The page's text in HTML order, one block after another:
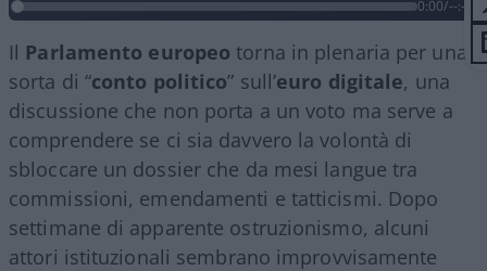
0:00/--:--
Il Parlamento europeo torna in plenaria per una
sorta di “conto politico” sull’euro digitale, una
discussione che non porta a un voto ma serve a
comprendere se ci sia davvero la volontà di
sbloccare un dossier che da mesi langue tra
commissioni, emendamenti e tatticismi. Dopo
settimane di apparente ostruzionismo, alcuni
attori istituzionali sembrano improvvisamente